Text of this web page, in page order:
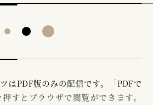
はPDF版のみの配信です。「PDFで
すとブラウザで閲覧ができます。